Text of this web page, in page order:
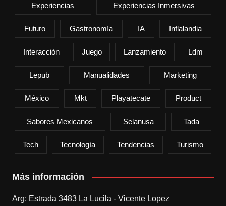
Experiencias Experiencias Inmersivas
Futuro Gastronomía IA Inflalandia
Interacción Juego Lanzamiento Ldm
Lepub Manualidades Marketing
México Mkt Playatecate Product
Sabores Mexicanos Selanusa Tada
Tech Tecnología Tendencias Turismo
Más información
Arg: Estrada 3483 La Lucila - Vicente Lopez